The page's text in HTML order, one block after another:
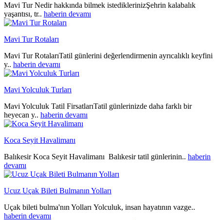
Mavi Tur Nedir hakkında bilmek istediklerinizŞehrin kalabalık
yaşantısı, tr.. haberin devamı
Mavi Tur Rotaları
Mavi Tur RotalarıTatil günlerini değerlendirmenin ayrıcalıklı keyfini
y.. haberin devamı
Mavi Yolculuk Turları
Mavi Yolculuk Tatil FirsatlarıTatil günlerinizde daha farklı bir
heyecan y.. haberin devamı
Koca Seyit Havalimanı
Balıkesir Koca Seyit Havalimanı Balıkesir tatil günlerinin.. haberin
devamı
Ucuz Uçak Bileti Bulmanın Yolları
Uçak bileti bulma'nın Yolları Yolculuk, insan hayatının vazge..
haberin devamı